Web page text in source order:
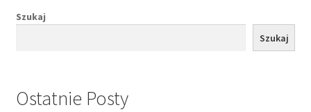
Szukaj
Szukaj
Ostatnie Posty